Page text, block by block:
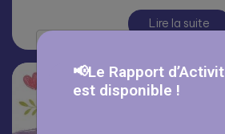
Lire la suite
📢Le Rapport
est disponible !